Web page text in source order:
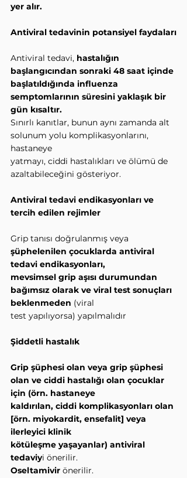
yer alır.
Antiviral tedavinin potansiyel faydaları
Antiviral tedavi, hastalığın
başlangıcından sonraki 48 saat içinde
başlatıldığında influenza
semptomlarının süresini yaklaşık bir
gün kısaltır.
Sınırlı kanıtlar, bunun aynı zamanda alt
solunum yolu komplikasyonlarını,
hastaneye
yatmayı, ciddi hastalıkları ve ölümü de
azaltabileceğini gösteriyor.
Antiviral tedavi endikasyonları ve
tercih edilen rejimler
Grip tanısı doğrulanmış veya
şüphelenilen çocuklarda antiviral
tedavi endikasyonları,
mevsimsel grip aşısı durumundan
bağımsız olarak ve viral test sonuçları
beklenmeden (viral
test yapılıyorsa) yapılmalıdır
Şiddetli hastalık
Grip şüphesi olan veya grip şüphesi
olan ve ciddi hastalığı olan çocuklar
için (örn. hastaneye
kaldırılan, ciddi komplikasyonları olan
[örn. miyokardit, ensefalit] veya
ilerleyici klinik
kötüleşme yaşayanlar) antiviral
tedaviyi önerilir.
Oseltamivir önerilir.